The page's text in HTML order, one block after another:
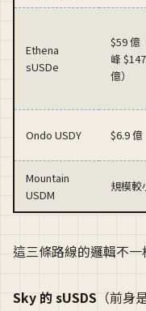
Ethena
sUSDe
$59 億
峰 $147
億）
Ondo USDY $6.9 億
Mountain
USDM
規模較
這三條路線的邏輯不一
Sky 的 sUSDS （前